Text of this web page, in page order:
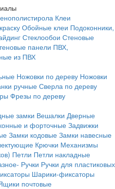
Клеи
Обойные клеи Подоконники,
Стеклообои Стеновые
панели ПВХ,
из ПВХ
Ножовки по дереву Ножовки
ручные Сверла по дереву
Фрезы по дереву
замки Вешалки Дверные
и форточные Задвижки
Замки кодовые Замки навесные
Крючки Механизмы
Петли Петли накладные
Ручки Ручки для пластиковых
Шарики-фиксаторы
почтовые